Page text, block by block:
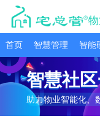
首页 智慧管理 智能
智慧社
助力物业智能化、